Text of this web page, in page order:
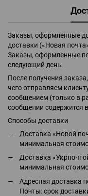
Заказы, оформленные
доставки («Новая
Заказы, оформленные
следующий день.
После получения
чего отправляем
сообщением (только в
сообщении содержится
Способы доставки
Доставка «Новой
минимальная
Доставка
минимальная
Адресная доставка
Почты: срок